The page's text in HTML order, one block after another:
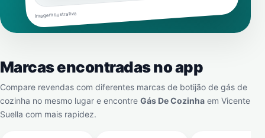
Imagem ilustrativa
Marcas encontradas no app
Compare revendas com diferentes marcas de botijão de gás de
cozinha no mesmo lugar e encontre Gás De Cozinha em Vicente
Suella com mais rapidez.